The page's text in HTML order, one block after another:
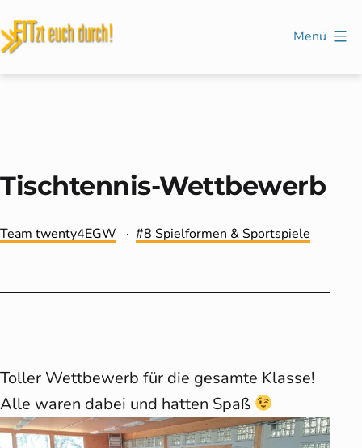
Inhalt
Menü
Tischtennis-Wettbewerb
Kategorisiert
Team twenty4EGW
Verschlagwortet
8 Spielformen & Sportspiele
Toller Wettbewerb für die gesamte Klasse!
Alle waren dabei und hatten Spaß